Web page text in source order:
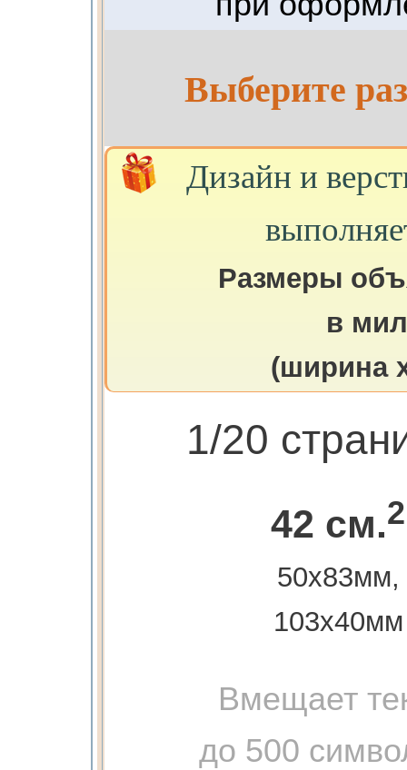
Выберите
Дизайн и
Размеры
в
(ширина
1/20
42 см.2
50х83мм,
103х40мм
Вмещает
до 500